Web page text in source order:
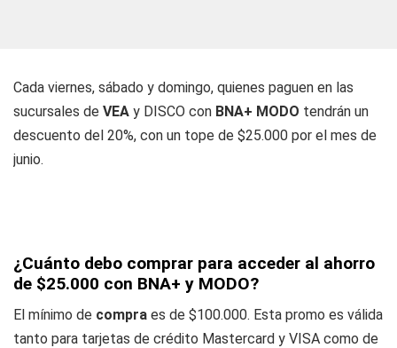
Cada viernes, sábado y domingo, quienes paguen en las
sucursales de VEA y DISCO con BNA+ MODO tendrán un
descuento del 20%, con un tope de $25.000 por el mes de
junio.
¿Cuánto debo comprar para acceder al ahorro
de $25.000 con BNA+ y MODO?
El mínimo de compra es de $100.000. Esta promo es válida
tanto para tarjetas de crédito Mastercard y VISA como de